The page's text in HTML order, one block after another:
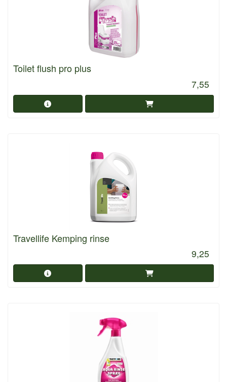
Toilet flush pro plus
7,55
Travellife Kemping rinse
9,25